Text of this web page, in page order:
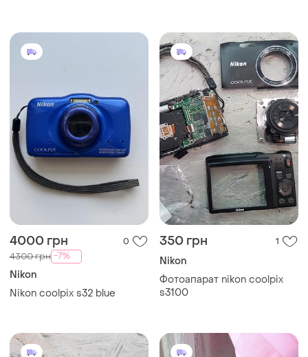
4000 грн 0
4300 грн -7%
Nikon
Nikon coolpix s32 blue
350 грн 1
Nikon
Фотоапарат nikon coolpix
s3100